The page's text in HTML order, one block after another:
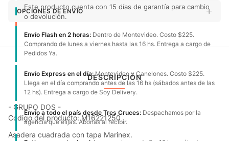
Este producto cuenta con 15 días de garantía para cambio
o devolución.
OPCIONES DE ENVÍO
Envío Flash en 2 horas: Dentro de Montevideo. Costo $225.
Comprando de lunes a viernes hasta las 16 hs. Entrega a cargo de
Pedidos Ya.
Envío Express en el día:Montevideo y Canelones. Costo $225.
Llega en el día comprando antes de las 16 hs (sábados antes de las
12 hs). Entrega a cargo de Soy Delivery.
Envío a todo el país desde Tres Cruces: Despachamos por la
agencia que elijas. Abonas al recibir.
DESCRIPCIÓN
- GRUPO DOS -
Código del producto: M16221250
Asadera cuadrada con tapa Marinex.